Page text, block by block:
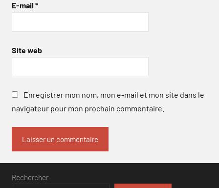
E-mail *
Site web
Enregistrer mon nom, mon e-mail et mon site dans le
navigateur pour mon prochain commentaire.
Rechercher